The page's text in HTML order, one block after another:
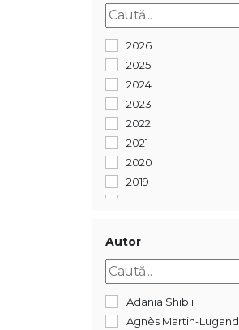
2026
2025
2024
2023
2022
2021
2020
2019
2016
2015
2014
2012
2009
Autor
Adania Shibli
Agnès Martin-Lugand